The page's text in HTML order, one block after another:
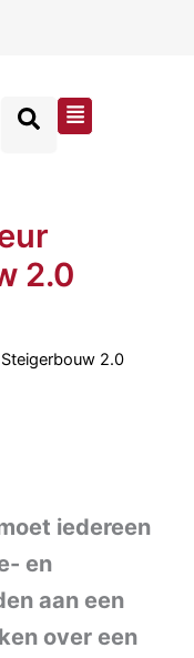
Flyout
2.0
2.0
iedereen
en
aan een
over een